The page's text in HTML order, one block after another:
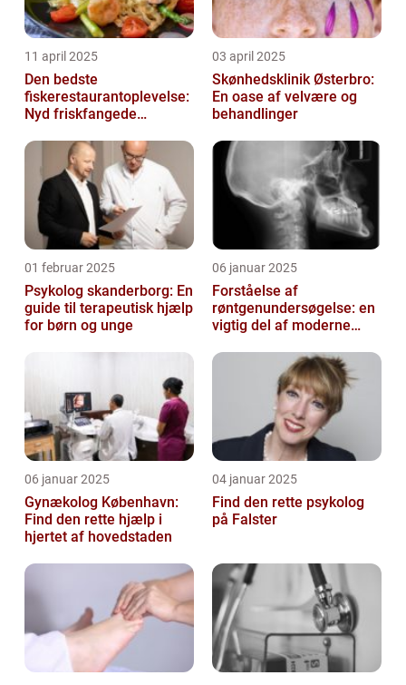
11 april 2025
Den bedste
fiskerestaurantoplevelse:
Nyd friskfangede
03 april 2025
Skønhedsklinik Østerbro:
En oase af velvære og
behandlinger
01 februar 2025
Psykolog skanderborg: En
guide til terapeutisk hjælp
for børn og unge
06 januar 2025
Forståelse af
røntgenundersøgelse: en
vigtig del af moderne
06 januar 2025
Gynækolog København:
Find den rette hjælp i
hjertet af hovedstaden
04 januar 2025
Find den rette psykolog
på Falster